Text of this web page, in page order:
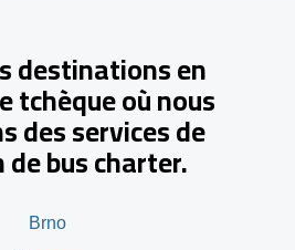
destinations en
tchèque où nous
des services de
bus charter.
Brno